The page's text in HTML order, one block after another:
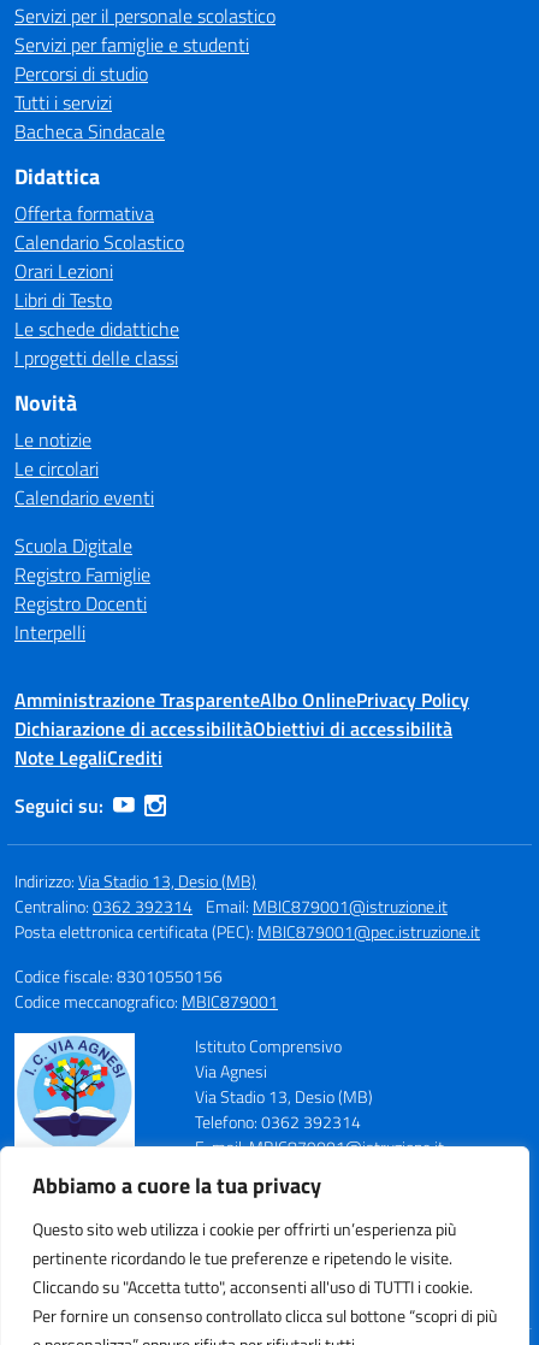
Abbiamo a cuore la tua privacy
Questo sito web utilizza i cookie per offrirti un’esperienza più
pertinente ricordando le tue preferenze e ripetendo le visite.
Cliccando su "Accetta tutto", acconsenti all'uso di TUTTI i cookie.
Per fornire un consenso controllato clicca sul bottone “scopri di più
Servizi per il personale scolastico
Servizi per famiglie e studenti
Percorsi di studio
Tutti i servizi
Bacheca Sindacale
Didattica
Offerta formativa
Calendario Scolastico
Orari Lezioni
Libri di Testo
Le schede didattiche
I progetti delle classi
Novità
Le notizie
Le circolari
Calendario eventi
Scuola Digitale
Registro Famiglie
Registro Docenti
Interpelli
Amministrazione TrasparenteAlbo OnlinePrivacy Policy
Dichiarazione di accessibilitàObiettivi di accessibilità
Note LegaliCrediti
Seguici su:
Indirizzo:Via Stadio 13, Desio (MB)
Centralino:0362 392314 Email: MBIC879001@istruzione.it
Posta elettronica certificata (PEC): MBIC879001@pec.istruzione.it
Codice fiscale: 83010550156
Codice meccanografico: MBIC879001
Istituto Comprensivo
Via Agnesi
Via Stadio 13, Desio (MB)
Telefono: 0362 392314
E-mail: MBIC879001@istruzione.it
PEC: MBIC879001@pec.istruzione.it
Codice Meccanografico: MBIC879001
Codice Fiscale: 83010550156